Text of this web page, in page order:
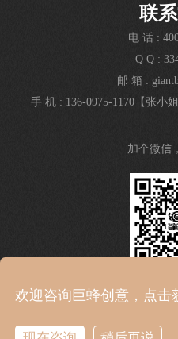
联
电 话 :
Q Q :
邮 箱 :
手 机 : 136-0975-1170【张小
加个微信
© Giantbee creative 2016 |
欢迎咨询巨蜂创意，点击